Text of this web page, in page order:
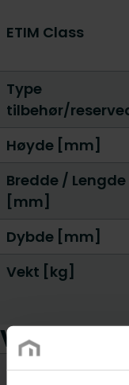
ETIM Class
Type
tilbehør/
Høyde [mm]
Bredde / Lengde
[mm]
Dybde [mm]
Vekt [kg]
Varer